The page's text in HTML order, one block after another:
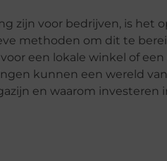
zijn voor bedrijven, is het
methoden om dit te
een lokale winkel of
kunnen een wereld
en waarom investeren